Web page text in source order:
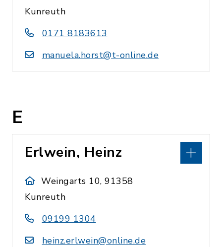
Kunreuth
0171 8183613
manuela.horst@t-online.de
E
Erlwein, Heinz
Weingarts 10, 91358
Kunreuth
09199 1304
heinz.erlwein@online.de